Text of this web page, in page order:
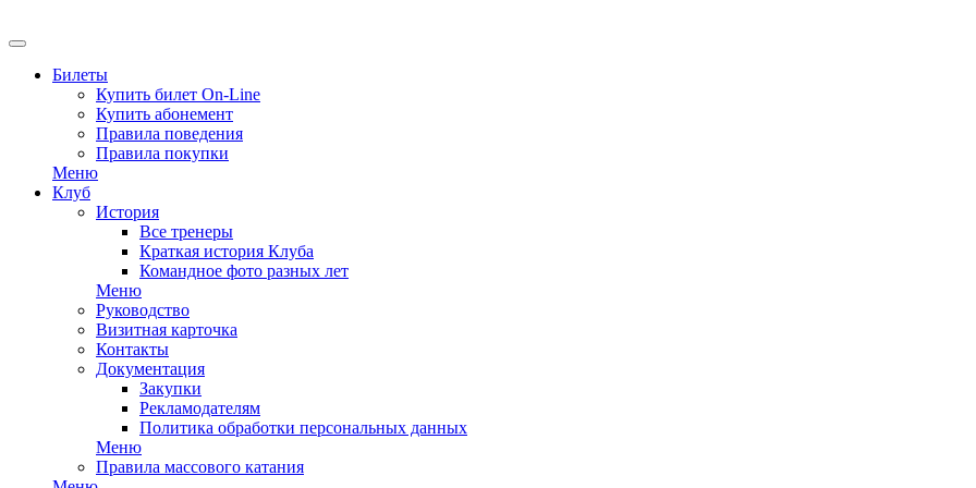
Билеты
Купить билет On-Line
Купить абонемент
Правила поведения
Правила покупки
Меню
Клуб
История
Все тренеры
Краткая история Клуба
Командное фото разных лет
Меню
Руководство
Визитная карточка
Контакты
Документация
Закупки
Рекламодателям
Политика обработки персональных данных
Меню
Правила массового катания